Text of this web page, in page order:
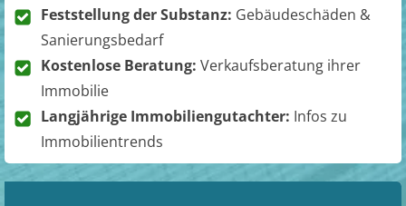
Feststellung der Substanz: Gebäudeschäden &
Sanierungsbedarf
Kostenlose Beratung: Verkaufsberatung ihrer
Immobilie
Langjährige Immobiliengutachter: Infos zu
Immobilientrends